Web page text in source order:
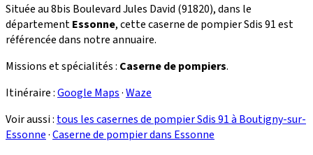
Située au 8bis Boulevard Jules David (91820), dans le
départementEssonne, cette caserne de pompier Sdis 91 est
référencée dans notre annuaire.
Missions et spécialités : Caserne de pompiers.
Itinéraire :Google Maps·Waze
Voir aussi : tous les casernes de pompier Sdis 91 à Boutigny-sur-
Essonne·Caserne de pompier dans Essonne